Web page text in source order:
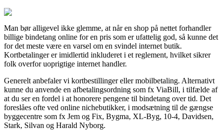
Man bør alligevel ikke glemme, at når en shop på nettet forhandler
billige bindetang online for en pris som er ufattelig god, så kunne det
for det meste være en varsel om en svindel internet butik.
Kortbetalinger er imidlertid inkluderet i et reglement, hvilket sikrer
folk overfor uoprigtige internet handler.
Generelt anbefaler vi kortbestillinger eller mobilbetaling. Alternativt
kunne du anvende en afbetalingsordning som fx ViaBill, i tilfælde af
at du ser en fordel i at honorere pengene til bindetang over tid. Det
foreslåes ofte ved online nichebutikker, i modsætning til de gængse
byggecentre som fx Jem og Fix, Bygma, XL-Byg, 10-4, Davidsen,
Stark, Silvan og Harald Nyborg.